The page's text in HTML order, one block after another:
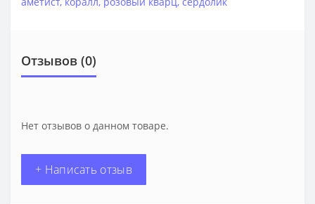
Отзывов (0)
Нет отзывов о данном товаре.
+ Написать отзыв